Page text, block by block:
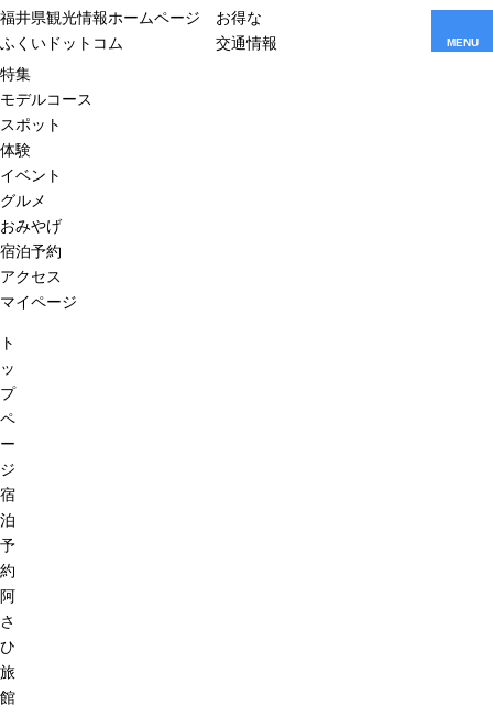
福井県観光情報ホームページ
ふくいドットコム
お得な
交通情報
MENU
特集
モデルコース
スポット
体験
イベント
グルメ
おみやげ
宿泊予約
アクセス
マイページ
ト
ッ
プ
ペ
ー
ジ
宿
泊
予
約
阿
さ
ひ
旅
館